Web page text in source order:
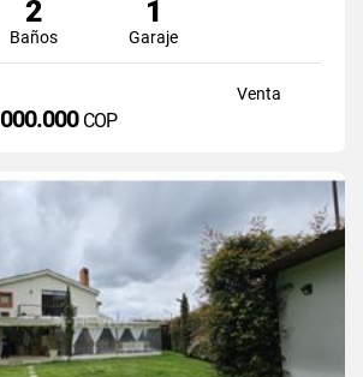
2
Baños
1
Garaje
Venta
COP